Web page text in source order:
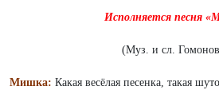
Исполняется песня
(Муз. и сл.
Мишка: Какая весёлая песенка, такая